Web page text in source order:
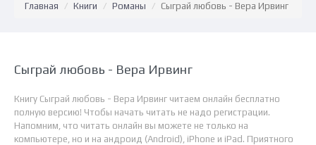
Главная Книги Романы Сыграй любовь - Вера Ирвинг
Сыграй любовь - Вера Ирвинг
Книгу Сыграй любовь - Вера Ирвинг читаем онлайн бесплатно
полную версию! Чтобы начать читать не надо регистрации.
Напомним, что читать онлайн вы можете не только на
компьютере, но и на андроид (Android), iPhone и iPad. Приятного